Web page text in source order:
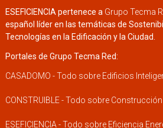
ESEFICIENCIA pertenece a Grupo Tecma
español líder en las temáticas de
Tecnologías en la Edificación y la Ciudad.
Portales de Grupo Tecma Red:
CASADOMO - Todo sobre Edificios
CONSTRUIBLE - Todo sobre
ESEFICIENCIA - Todo sobre Eficiencia